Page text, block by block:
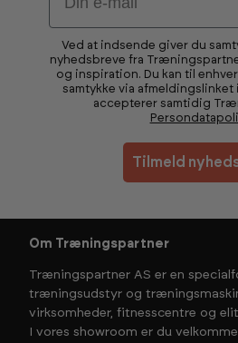
Ved at indsende giver du
nyhedsbreve fra
og inspiration. Du kan til
samtykke via afmeldingslinket
accepterer samtidig
Tilmeld
Om Træningspartner
Træningspartner AS er en
træningsudstyr og
virksomheder, fitnesscentre og
I vores showroom er du